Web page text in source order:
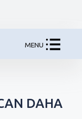
MENU
DAHA